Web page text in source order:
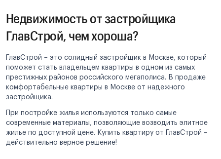
Недвижимость от застройщика
ГлавСтрой, чем хороша?
ГлавСтрой – это солидный застройщик в Москве, который
поможет стать владельцем квартиры в одном из самых
престижных районов российского мегаполиса. В продаже
комфортабельные квартиры в Москве от надежного
застройщика.
При постройке жилья используются только самые
современные материалы, позволяющие возводить элитное
жилье по доступной цене. Купить квартиру от ГлавСтрой –
действительно верное решение!